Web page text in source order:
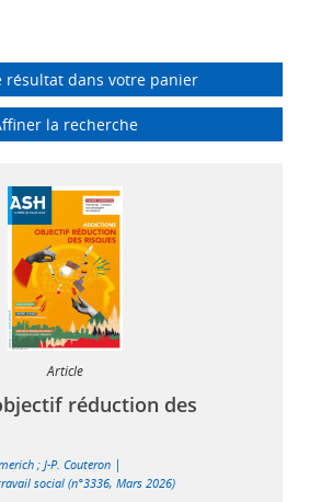
résultat dans votre panier
la recherche
Article
réduction des
; J-P. Couteron |
social (n°3336, Mars 2026)